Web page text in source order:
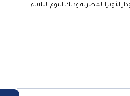
الأوبرا المصرية وذلك اليوم الثلاثاء